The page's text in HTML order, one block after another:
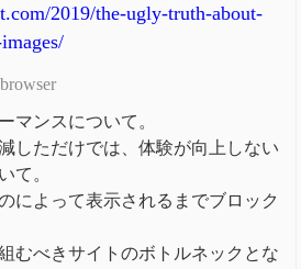
2019/the-ugly-truth-about-
browser
マンスについて。
しただけでは、体験が向上しない
て。
によって表示されるまでブロック
むべきサイトのボトルネックとな